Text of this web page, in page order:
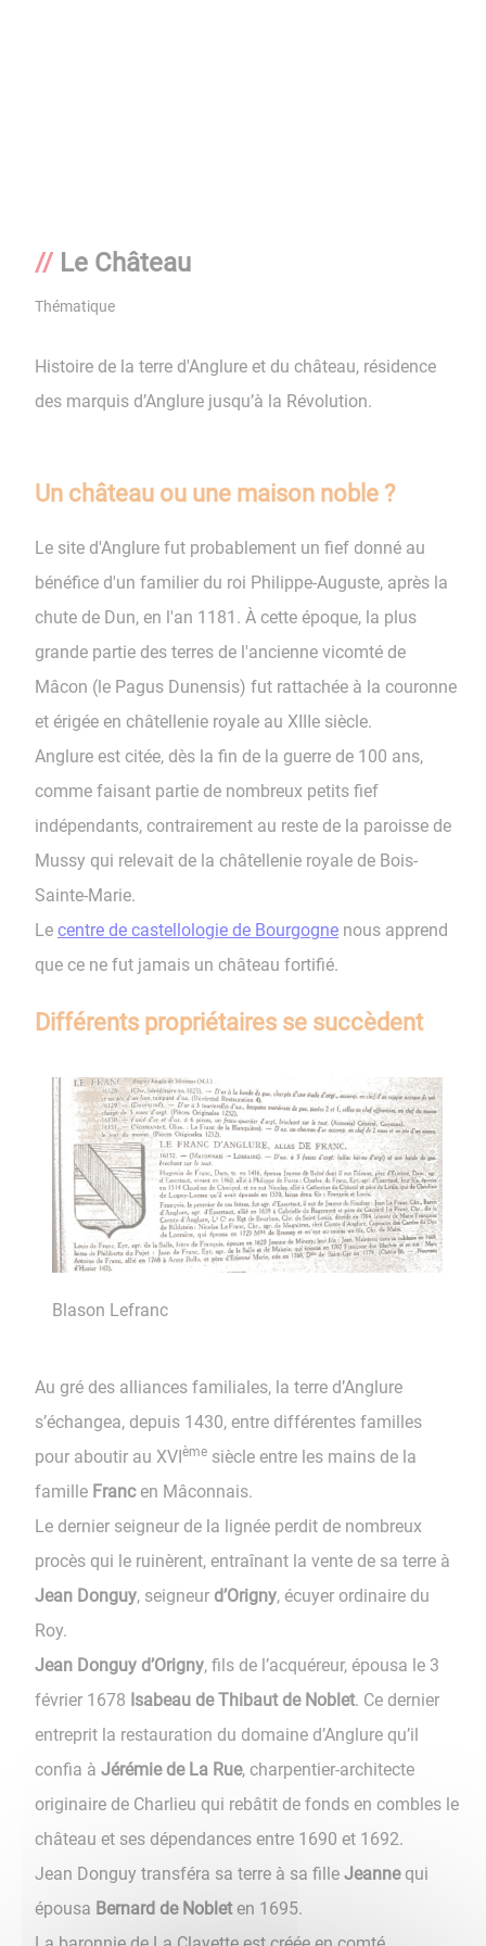
Le Château
Thématique
Histoire de la terre d'Anglure et du château, résidence
des marquis d’Anglure jusqu’à la Révolution.
Un château ou une maison noble ?
Le site d'Anglure fut probablement un fief donné au
bénéfice d'un familier du roi Philippe-Auguste, après la
chute de Dun, en l'an 1181. À cette époque, la plus
grande partie des terres de l'ancienne vicomté de
Mâcon (le Pagus Dunensis) fut rattachée à la couronne
et érigée en châtellenie royale au XIIIe siècle.
Anglure est citée, dès la fin de la guerre de 100 ans,
comme faisant partie de nombreux petits fief
indépendants, contrairement au reste de la paroisse de
Mussy qui relevait de la châtellenie royale de Bois-
Sainte-Marie.
Le centre de castellologie de Bourgogne nous apprend
que ce ne fut jamais un château fortifié.
​​​​​​​​​​​​​​Différents propriétaires se succèdent
Blason Lefranc
Au gré des alliances familiales, la terre d’Anglure
s’échangea, depuis 1430, entre différentes familles
pour aboutir au XVI ème siècle entre les mains de la
famille Francen Mâconnais.
Le dernier seigneur de la lignée perdit de nombreux
procès qui le ruinèrent, entraînant la vente de sa terre à
Jean Donguy, seigneur d’Origny, écuyer ordinaire du
Roy.
Jean Donguy d’Origny, fils de l’acquéreur, épousa le 3
février 1678 Isabeau de Thibaut de Noblet. Ce dernier
entreprit la restauration du domaine d’Anglure qu’il
confia à Jérémie de La Rue, charpentier-architecte
originaire de Charlieu qui rebâtit de fonds en combles le
château et ses dépendances entre 1690 et 1692.
Jean Donguy transféra sa terre à sa fille Jeannequi
épousa Bernard de Nobleten 1695.